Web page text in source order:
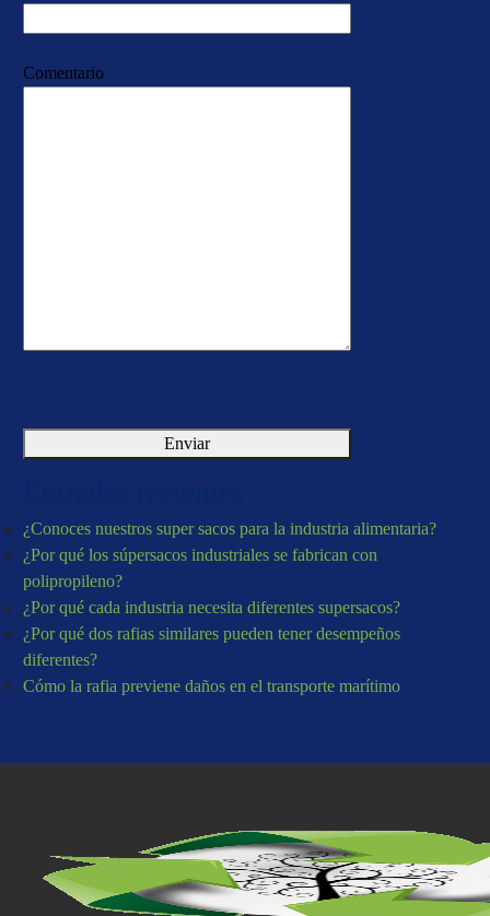
Comentario
¿Conoces nuestros super sacos para la industria alimentaria?
¿Por qué los súpersacos industriales se fabrican con
polipropileno?
¿Por qué cada industria necesita diferentes supersacos?
¿Por qué dos rafias similares pueden tener desempeños
diferentes?
Cómo la rafia previene daños en el transporte marítimo